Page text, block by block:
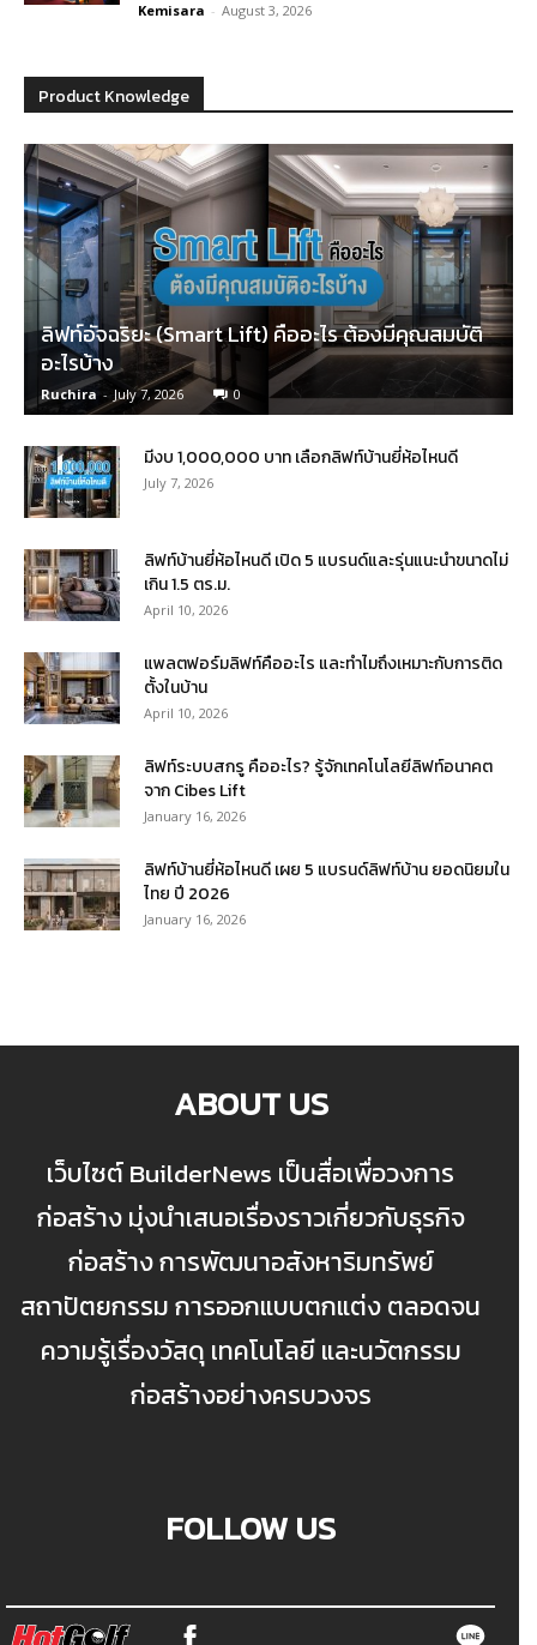
Kemisara - August 3, 2026
Product Knowledge
ลิฟท์อัจฉริยะ (Smart Lift) คืออะไร ต้องมีคุณสมบัติ
อะไรบ้าง
Ruchira - July 7, 2026 0
มีงบ 1,000,000 บาท เลือกลิฟท์บ้านยี่ห้อไหนดี
July 7, 2026
ลิฟท์บ้านยี่ห้อไหนดี เปิด 5 แบรนด์และรุ่นแนะนำขนาดไม่
เกิน 1.5 ตร.ม.
April 10, 2026
แพลตฟอร์มลิฟท์คืออะไร และทำไมถึงเหมาะกับการติด
ตั้งในบ้าน
April 10, 2026
ลิฟท์ระบบสกรู คืออะไร? รู้จักเทคโนโลยีลิฟท์อนาคต
จาก Cibes Lift
January 16, 2026
ลิฟท์บ้านยี่ห้อไหนดี เผย 5 แบรนด์ลิฟท์บ้าน ยอดนิยมใน
ไทย ปี 2026
January 16, 2026
ABOUT US
เว็บไซต์ BuilderNews เป็นสื่อเพื่อวงการ
ก่อสร้าง มุ่งนำเสนอเรื่องราวเกี่ยวกับธุรกิจ
ก่อสร้าง การพัฒนาอสังหาริมทรัพย์
สถาปัตยกรรม การออกแบบตกแต่ง ตลอดจน
ความรู้เรื่องวัสดุ เทคโนโลยี และนวัตกรรม
ก่อสร้างอย่างครบวงจร
FOLLOW US